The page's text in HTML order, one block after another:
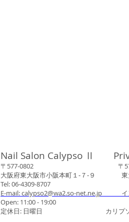
Nail Salon Calypso Ⅱ
〒577-0802 〒577-
大阪府東大阪市小阪本町１‐７‐９ 東
Tel: 06-4309-8707
E-mail: calypso2@wa2.so-net.ne.jp イ
Open: 11:00 - 19:00
定休日: 日曜日 カリプソネイ